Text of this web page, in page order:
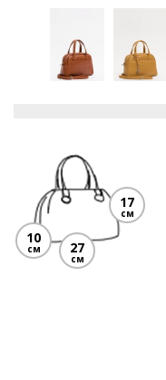
10
см
17
см
27
см